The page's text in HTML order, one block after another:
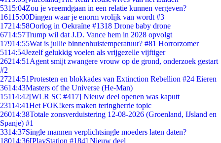
5315:04Zou je vreemdgaan in een relatie kunnen vergeven?
16115:00Dingen waar je enorm vrolijk van wordt #3
17214:58Oorlog in Oekraïne #1318 Drone baby drone
6714:57Trump wil dat J.D. Vance hem in 2028 opvolgt
17914:55Wat is jullie binnenhuistemperatuur? #81 Horrorzomer
5114:54Jezelf gelukkig voelen als vrijgezelle vijftiger
26214:51 Agent smijt zwangere vrouw op de grond, onderzoek gestart
#2
27214:51Protesten en blokkades van Extinction Rebellion #24 Eieren
3614:43Masters of the Universe (He-Man)
15114:42[WLR SC #417] Nieuw deel openen was kaputt
23114:41Het FOK!kers maken teringherrie topic
26014:38Totale zonsverduistering 12-08-2026 (Groenland, IJsland en
Spanje) #1
3314:37Single mannen verplichtsingle moeders laten daten?
18014:36[PlayStation #184] Nieuw deel